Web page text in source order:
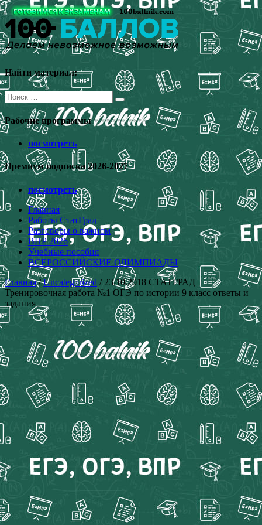
Перейти
к
содержимому
Найти материал:
Поиск
для:
Рабочие программы
посмотреть
Премиум подписка 2026-2027
посмотреть
Главная
Работы СтатГрад
Разговоры о важном
ВПР 2026
Учебные пособия
ВСЕРОССИЙСКИЕ ОЛИМПИАДЫ
Главная/Uncategorized / 23.10.2018 СТАТГРАД
Тренировочная работа №1 ОГЭ по истории 9 класс ответы и
задания